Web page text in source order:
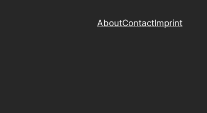
AboutContactImprint